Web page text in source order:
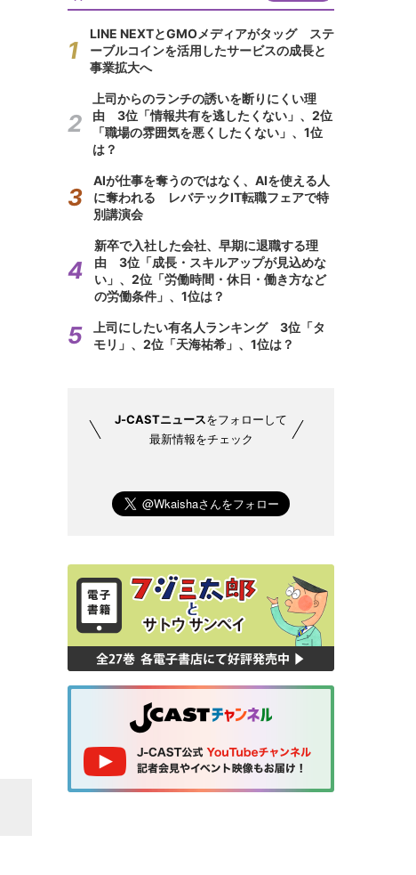
LINE NEXTとGMOメディアがタッグ ステ
ーブルコインを活用したサービスの成長と
事業拡大へ
上司からのランチの誘いを断りにくい理
由 3位「情報共有を逃したくない」、2位
「職場の雰囲気を悪くしたくない」、1位
は？
AIが仕事を奪うのではなく、AIを使える人
に奪われる レバテックIT転職フェアで特
別講演会
新卒で入社した会社、早期に退職する理
由 3位「成長・スキルアップが見込めな
い」、2位「労働時間・休日・働き方など
の労働条件」、1位は？
上司にしたい有名人ランキング 3位「タ
モリ」、2位「天海祐希」、1位は？
J-CASTニュースをフォローして
最新情報をチェック